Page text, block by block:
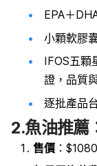
EPA＋
小顆軟膠
IFOS五顆
證，品質
逐批產品
2.魚油推薦
售價 ：